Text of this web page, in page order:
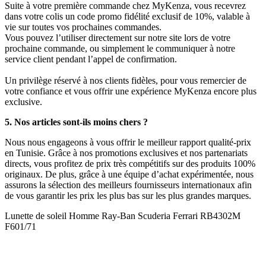
Suite à votre première commande chez MyKenza, vous recevrez
dans votre colis un code promo fidélité exclusif de 10%, valable à
vie sur toutes vos prochaines commandes.
Vous pouvez l’utiliser directement sur notre site lors de votre
prochaine commande, ou simplement le communiquer à notre
service client pendant l’appel de confirmation.
Un privilège réservé à nos clients fidèles, pour vous remercier de
votre confiance et vous offrir une expérience MyKenza encore plus
exclusive.
5. Nos articles sont-ils moins chers ?
Nous nous engageons à vous offrir le meilleur rapport qualité-prix
en Tunisie. Grâce à nos promotions exclusives et nos partenariats
directs, vous profitez de prix très compétitifs sur des produits 100%
originaux. De plus, grâce à une équipe d’achat expérimentée, nous
assurons la sélection des meilleurs fournisseurs internationaux afin
de vous garantir les prix les plus bas sur les plus grandes marques.
Lunette de soleil Homme Ray-Ban Scuderia Ferrari RB4302M
F601/71